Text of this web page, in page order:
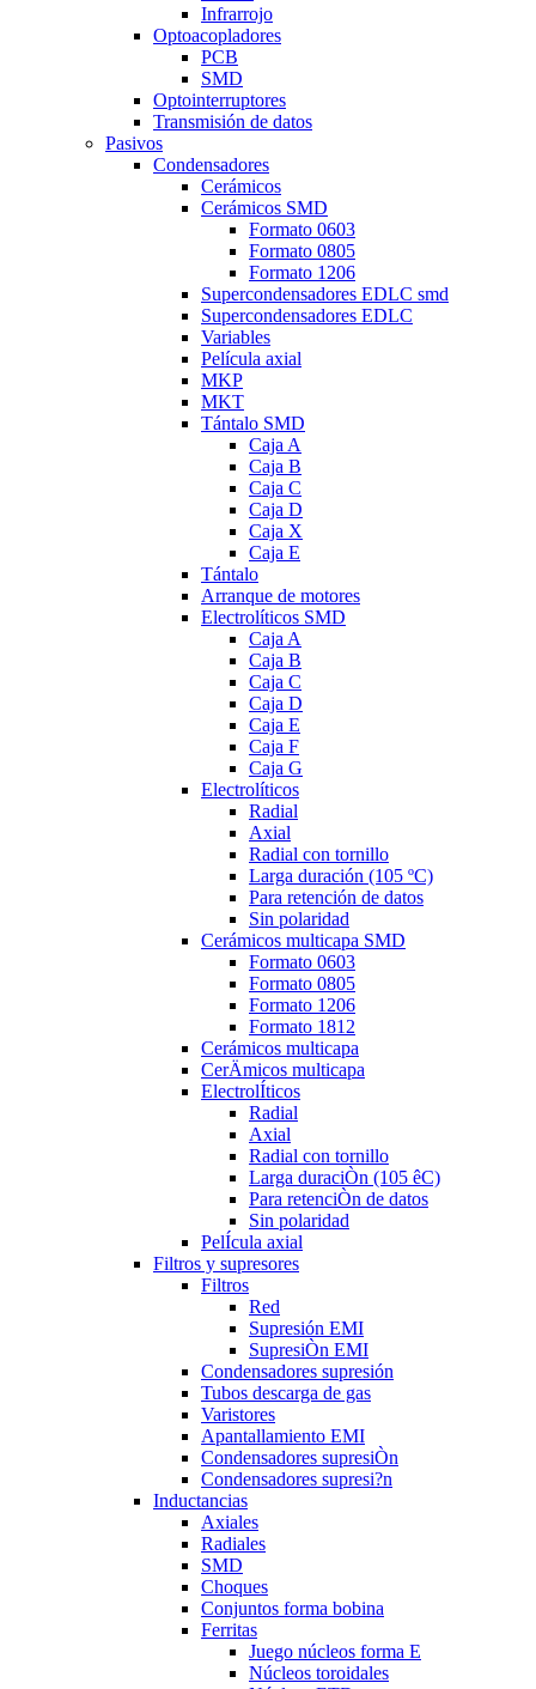
Infrarrojo
Optoacopladores
PCB
SMD
Optointerruptores
Transmisión de datos
Pasivos
Condensadores
Cerámicos
Cerámicos SMD
Formato 0603
Formato 0805
Formato 1206
Supercondensadores EDLC smd
Supercondensadores EDLC
Variables
Película axial
MKP
MKT
Tántalo SMD
Caja A
Caja B
Caja C
Caja D
Caja X
Caja E
Tántalo
Arranque de motores
Electrolíticos SMD
Caja A
Caja B
Caja C
Caja D
Caja E
Caja F
Caja G
Electrolíticos
Radial
Axial
Radial con tornillo
Larga duración (105 ºC)
Para retención de datos
Sin polaridad
Cerámicos multicapa SMD
Formato 0603
Formato 0805
Formato 1206
Formato 1812
Cerámicos multicapa
CerÄmicos multicapa
ElectrolÍticos
Radial
Axial
Radial con tornillo
Larga duraciÒn (105 êC)
Para retenciÒn de datos
Sin polaridad
PelÍcula axial
Filtros y supresores
Filtros
Red
Supresión EMI
SupresiÒn EMI
Condensadores supresión
Tubos descarga de gas
Varistores
Apantallamiento EMI
Condensadores supresiÒn
Condensadores supresi?n
Inductancias
Axiales
Radiales
SMD
Choques
Conjuntos forma bobina
Ferritas
Juego núcleos forma E
Núcleos toroidales